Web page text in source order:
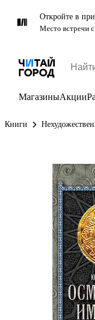
Откройте в
Место встречи
МагазиныАкции
Книги